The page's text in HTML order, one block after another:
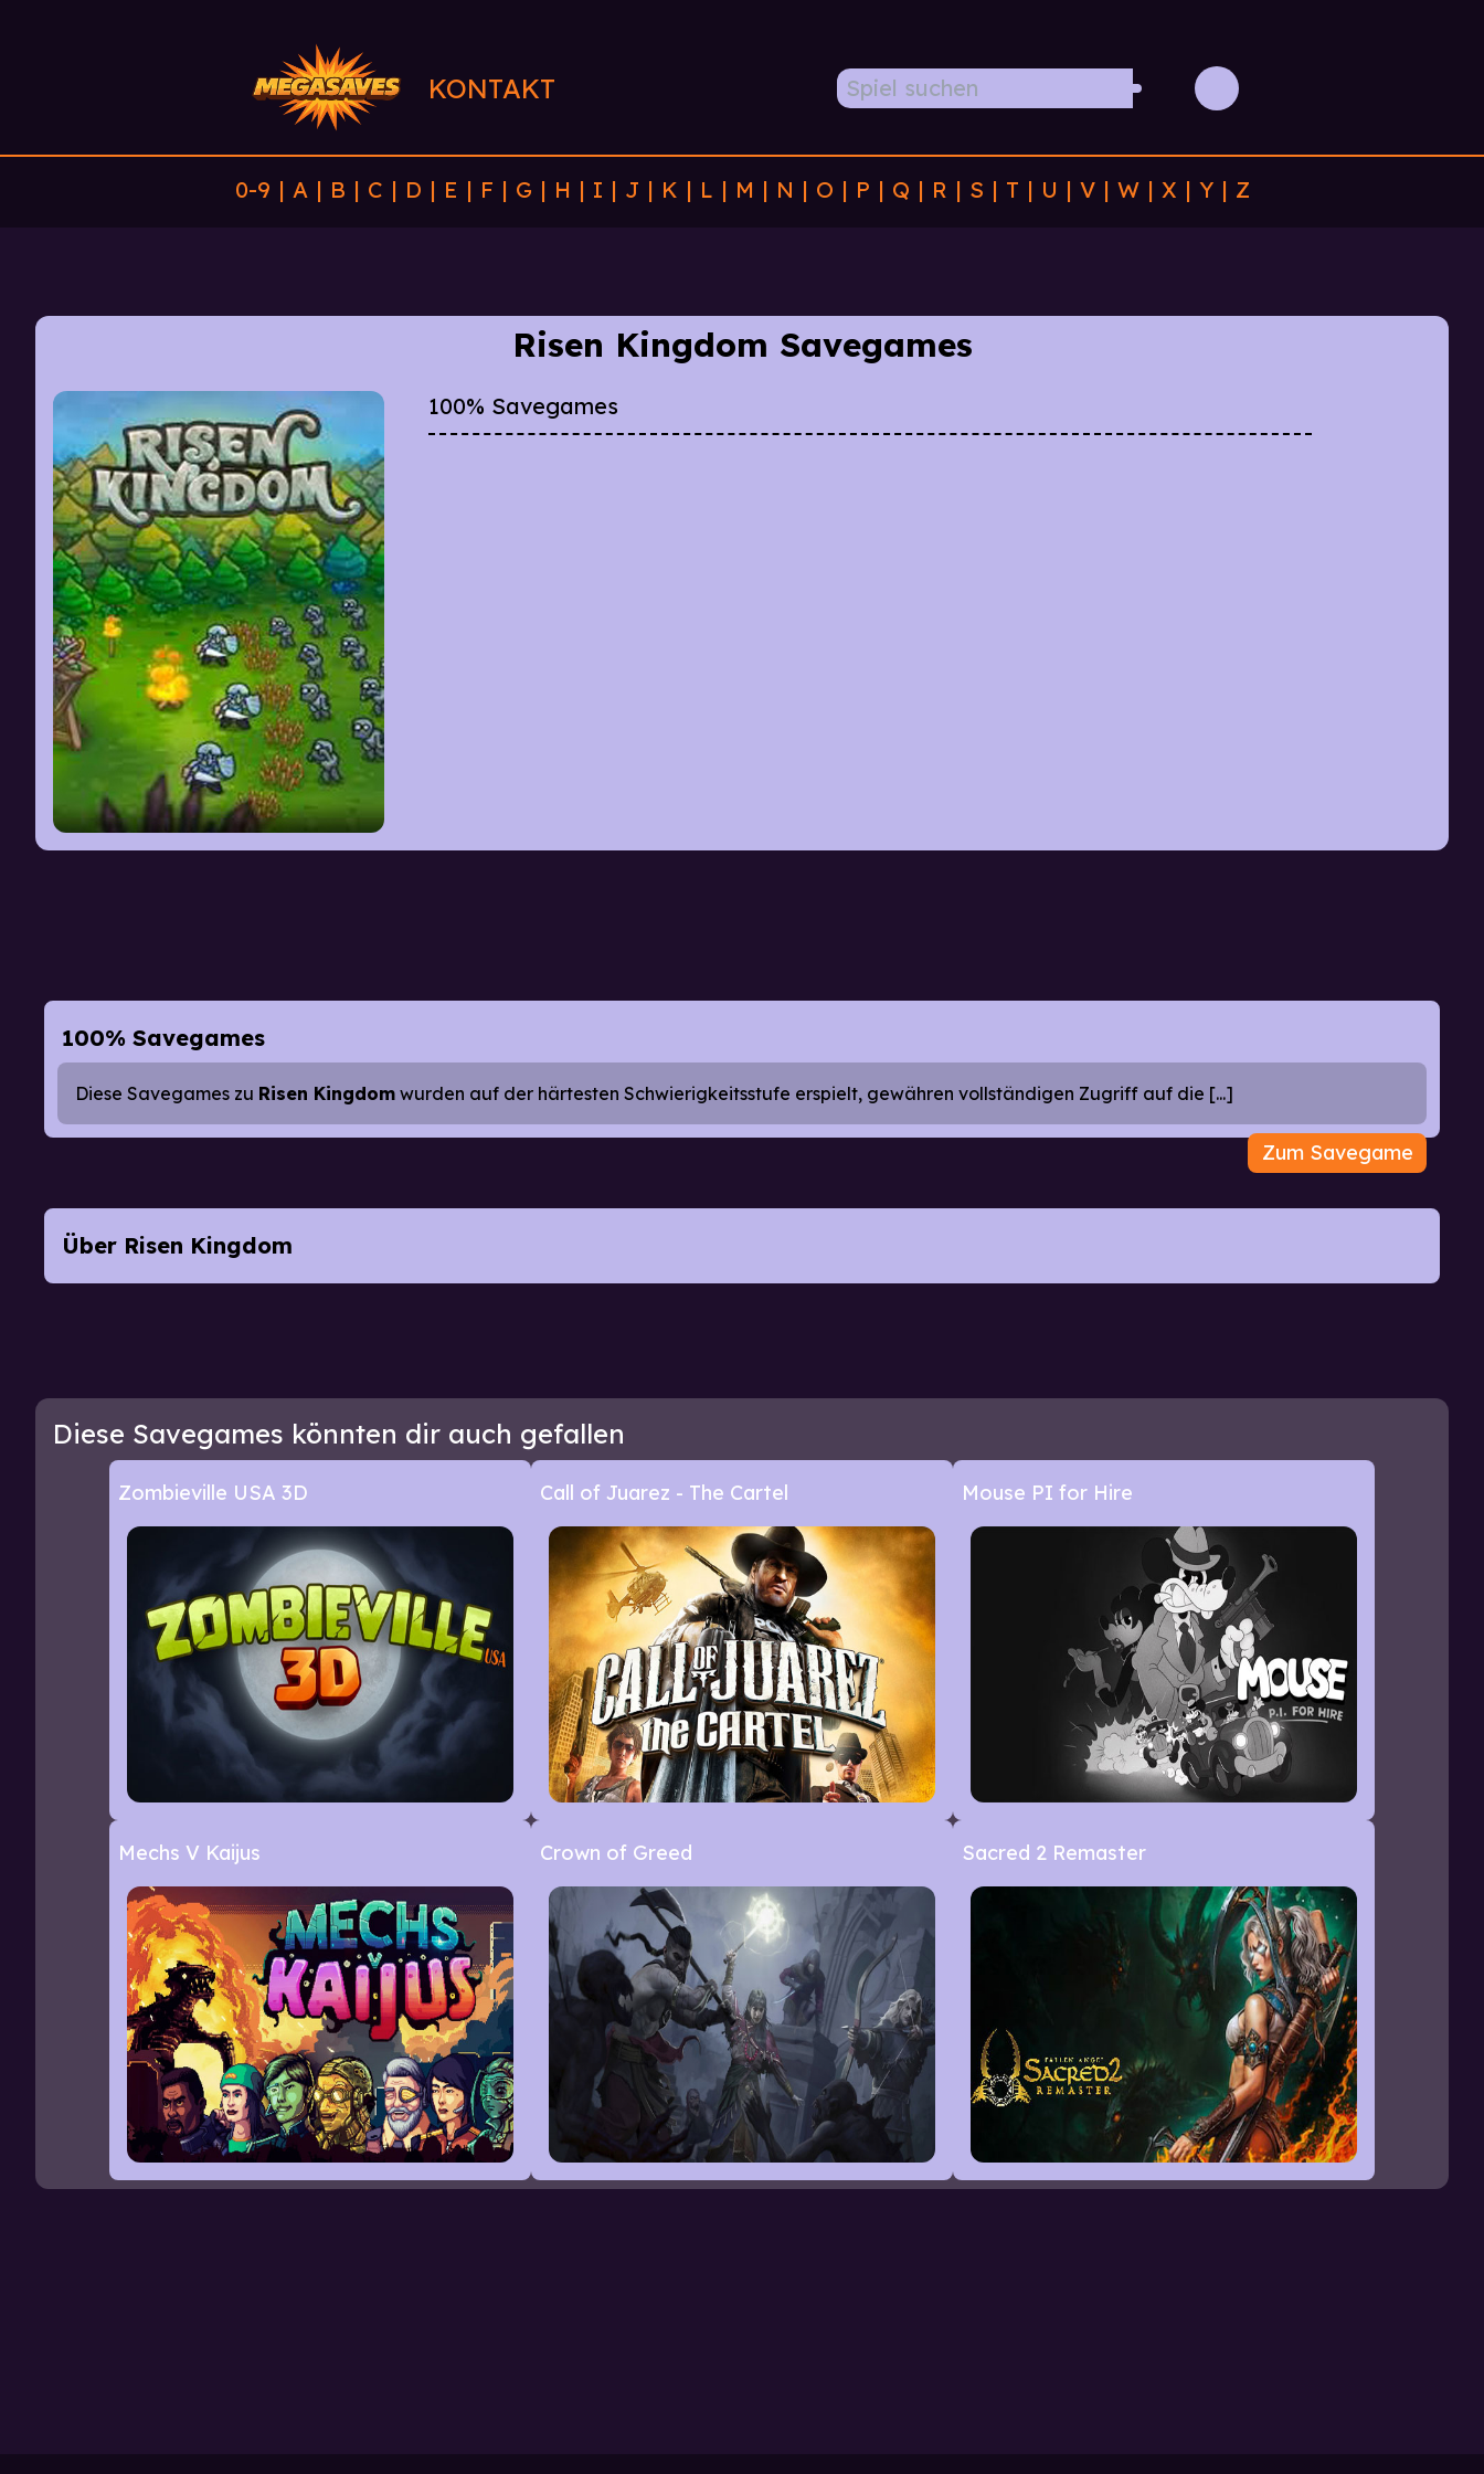
KONTAKT
0-9 | A | B | C | D | E | F | G | H | I | J | K | L | M | N | O | P | Q | R | S | T | U | V | W | X | Y | Z
Risen Kingdom Savegames
100% Savegames
100% Savegames
Diese Savegames zu Risen Kingdom wurden auf der härtesten Schwierigkeitsstufe erspielt, gewähren vollständigen Zugriff auf die [...]
Zum Savegame
Über Risen Kingdom
Diese Savegames könnten dir auch gefallen
Zombieville USA 3D Call of Juarez - The Cartel Mouse PI for Hire
Mechs V Kaijus Crown of Greed Sacred 2 Remaster